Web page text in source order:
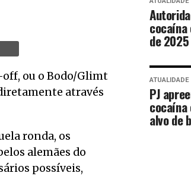
ou o Bodo/Glimt
através
ronda, os
alemães do
possíveis,
cocaína
de
ATUALIDADE
PJ
alvo de